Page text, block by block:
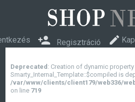
Regisztráció
Deprecated : Creation of dynamic property
Smarty_Internal_Template::$compiled is
/var/www/clients/client179/web336/
on line 719